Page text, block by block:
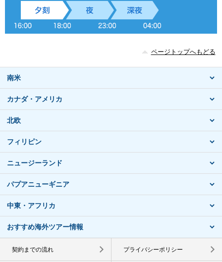
ページトップへもどる
南米
カナダ・アメリカ
北欧
フィリピン
ニュージーランド
パプアニューギニア
中東・アフリカ
おすすめ海外ツアー情報
契約までの流れ プライバシーポリシー